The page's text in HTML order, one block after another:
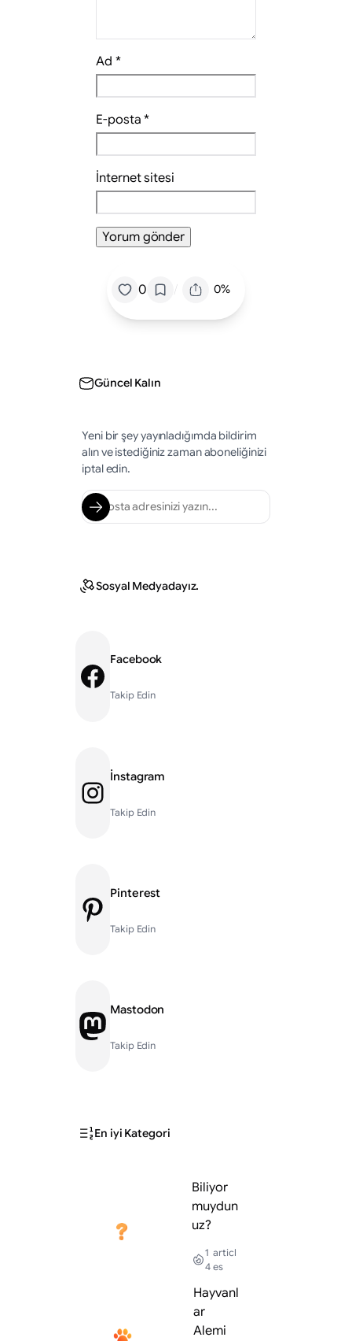
Ad *
E-posta*
İnternet sitesi
0 / 0%
Güncel Kalın
Yeni bir şey yayınladığımda bildirim
alın ve istediğiniz zaman aboneliğinizi
iptal edin.
Sosyal Medyadayız.
Facebook Facebook
Takip Edin
Instagram İnstagram
Takip Edin
Pinterest Pinterest
Takip Edin
Mastodon Mastodon
Takip Edin
En iyi Kategori
Biliyor
muydun
uz?
1
4
articl
es
Hayvanl
ar
Alemi